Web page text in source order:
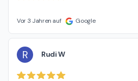
Vor 3 Jahren auf Google
R Rudi W